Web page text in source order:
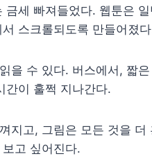
금세 빠져들었다. 웹툰은
스크롤되도록 만들어졌
을 수 있다. 버스에서, 짧
간이 훌쩍 지나간다.
지고, 그림은 모든 것을
고 싶어진다.